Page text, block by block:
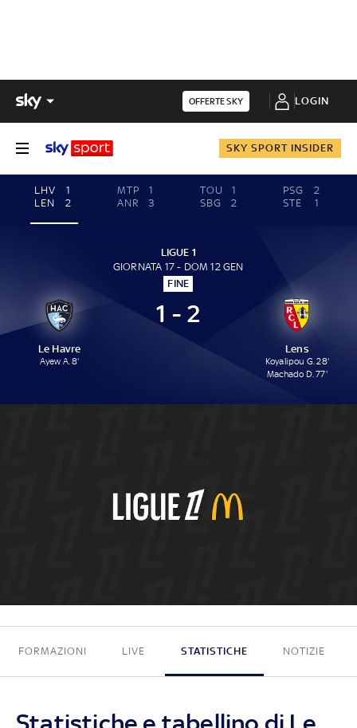
OFFERTE SKY LOGIN
SKY SPORT INSIDER
LHV
1
LEN
2
MTP
1
ANR
3
TOU
1
SBG
2
PSG
2
STE
1
LIGUE 1
GIORNATA 17 - DOM 12 GEN
FINE
Le Havre
Ayew A. 8'
1 - 2
Lens
Koyalipou G. 28'
Machado D. 77'
1 - 2
FORMAZIONI LIVE STATISTICHE NOTIZIE